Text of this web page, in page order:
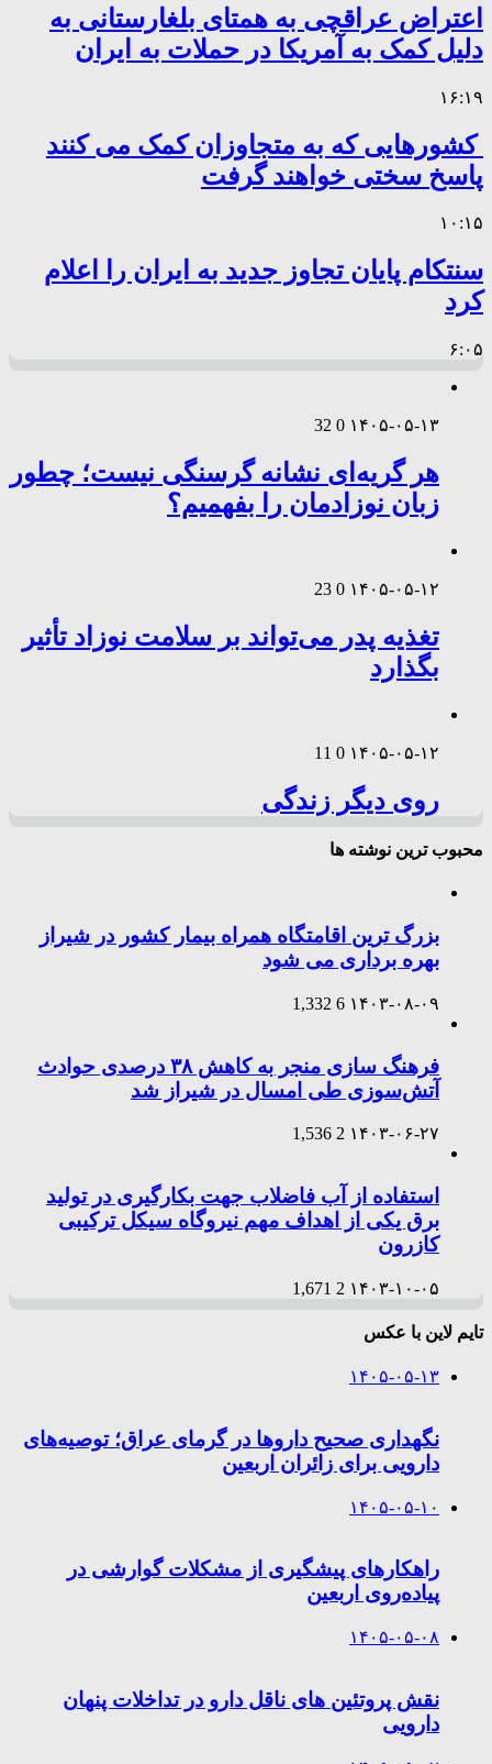
اعتراض عراقچی به همتای بلغارستانی به
دلیل کمک به آمریکا در حملات به ایران
۱۶:۱۹
کشورهایی که به متجاوزان کمک می کنند
پاسخ سختی خواهند گرفت
۱۰:۱۵
سنتکام پایان تجاوز جدید به ایران را اعلام
کرد
۶:۰۵
۱۴۰۵-۰۵-۱۳ 0
32
هر گریه‌ای نشانه گرسنگی نیست؛ چطور
زبان نوزادمان را بفهمیم؟
۱۴۰۵-۰۵-۱۲ 0
23
تغذیه پدر می‌تواند بر سلامت نوزاد تأثیر
بگذارد
۱۴۰۵-۰۵-۱۲ 0
11
روی دیگر زندگی
محبوب ترین نوشته ها
بزرگ ترین اقامتگاه همراه بیمار کشور در شیراز
بهره برداری می شود
۱۴۰۳-۰۸-۰۹ 6
1,332
فرهنگ سازی منجر به کاهش ۳۸ درصدی حوادث
آتش‌سوزی طی امسال در شیراز شد
۱۴۰۳-۰۶-۲۷ 2
1,536
استفاده از آب فاضلاب جهت بکارگیری در تولید
برق یکی از اهداف مهم نیروگاه سیکل ترکیبی
کازرون
۱۴۰۳-۱۰-۰۵ 2
1,671
تایم لاین با عکس
۱۴۰۵-۰۵-۱۳
نگهداری صحیح داروها در گرمای عراق؛ توصیه‌های
دارویی برای زائران اربعین
۱۴۰۵-۰۵-۱۰
راهکارهای پیشگیری از مشکلات گوارشی در
پیاده‌روی اربعین
۱۴۰۵-۰۵-۰۸
نقش پروتئین های ناقل دارو در تداخلات پنهان
دارویی